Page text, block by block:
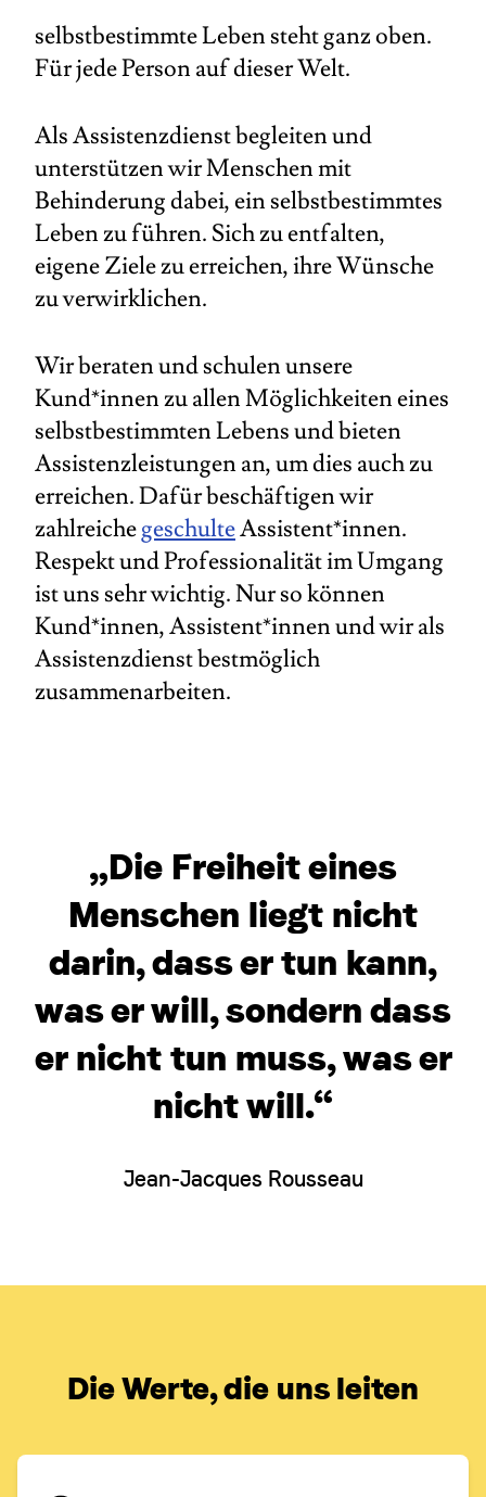
selbstbestimmte Leben steht ganz oben.
Für jede Person auf dieser Welt.
Als Assistenzdienst begleiten und
unterstützen wir Menschen mit
Behinderung dabei, ein selbstbestimmtes
Leben zu führen. Sich zu entfalten,
eigene Ziele zu erreichen, ihre Wünsche
zu verwirklichen.
Wir beraten und schulen unsere
Kund*innen zu allen Möglichkeiten eines
selbstbestimmten Lebens und bieten
Assistenzleistungen an, um dies auch zu
erreichen. Dafür beschäftigen wir
zahlreichegeschulteAssistent*innen.
Respekt und Professionalität im Umgang
ist uns sehr wichtig. Nur so können
Kund*innen, Assistent*innen und wir als
Assistenzdienst bestmöglich
zusammenarbeiten.
„Die Freiheit eines
Menschen liegt nicht
darin, dass er tun kann,
was er will, sondern dass
er nicht tun muss, was er
nicht will.“
Jean-Jacques Rousseau
Die Werte, die uns leiten